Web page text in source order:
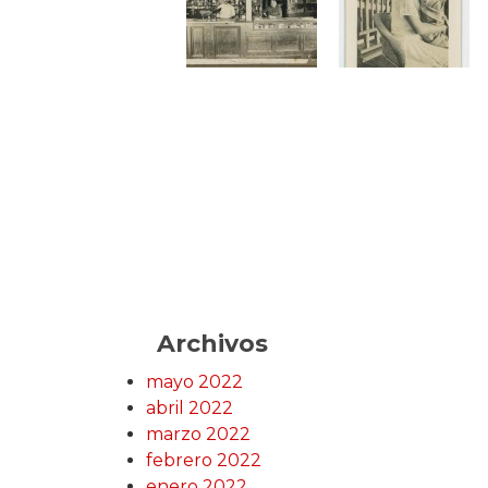
Archivos
mayo 2022
abril 2022
marzo 2022
febrero 2022